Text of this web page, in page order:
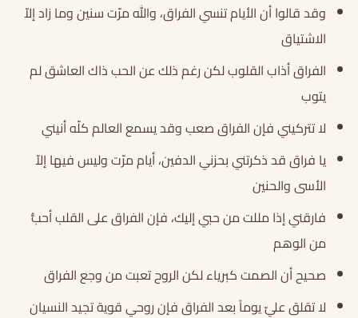
وقد قالوا أن الأيام تنسي الفراق، والله مرّت سنين وما زاد إلاّ
الاشتياق
الفراق أذاب القلوب لكن رغم ذلك عن الحب ذاك العاشق لم
يتوب
لا تتركيني فإن الفراق صعب وقد يسمع العالم كلّه أنيني
يا فراق قد ذكرتني بحزني الدفين، أيام مرّت وليس فيها إلاّ
الأسى والحنين
فارقني إذا مللت من حبي إليك، فإن الفراق على القلب أحبُّ
من الوهم
صحيح أن الصمت كبرياء لكن الروح تعبت من وجع الفراق
لا تقلق عليّ يوماً بعد الفراق فإن روحي قوية تجيد النسيان